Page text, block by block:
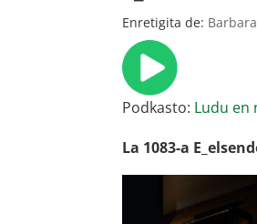
Enretigita de:
Podkasto: Ludu en
La 1083-a